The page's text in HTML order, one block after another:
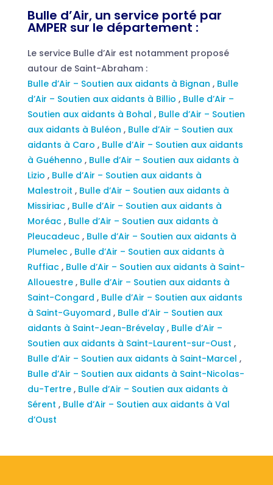
Bulle d’Air, un service porté par
AMPER sur le département :
Le service Bulle d’Air est notamment proposé
autour de Saint-Abraham :
Bulle d’Air – Soutien aux aidants à Bignan , Bulle
d’Air – Soutien aux aidants à Billio , Bulle d’Air –
Soutien aux aidants à Bohal , Bulle d’Air – Soutien
aux aidants à Buléon , Bulle d’Air – Soutien aux
aidants à Caro , Bulle d’Air – Soutien aux aidants
à Guéhenno , Bulle d’Air – Soutien aux aidants à
Lizio , Bulle d’Air – Soutien aux aidants à
Malestroit , Bulle d’Air – Soutien aux aidants à
Missiriac , Bulle d’Air – Soutien aux aidants à
Moréac , Bulle d’Air – Soutien aux aidants à
Pleucadeuc , Bulle d’Air – Soutien aux aidants à
Plumelec , Bulle d’Air – Soutien aux aidants à
Ruffiac , Bulle d’Air – Soutien aux aidants à Saint-
Allouestre , Bulle d’Air – Soutien aux aidants à
Saint-Congard , Bulle d’Air – Soutien aux aidants
à Saint-Guyomard , Bulle d’Air – Soutien aux
aidants à Saint-Jean-Brévelay , Bulle d’Air –
Soutien aux aidants à Saint-Laurent-sur-Oust ,
Bulle d’Air – Soutien aux aidants à Saint-Marcel ,
Bulle d’Air – Soutien aux aidants à Saint-Nicolas-
du-Tertre , Bulle d’Air – Soutien aux aidants à
Sérent , Bulle d’Air – Soutien aux aidants à Val
d’Oust